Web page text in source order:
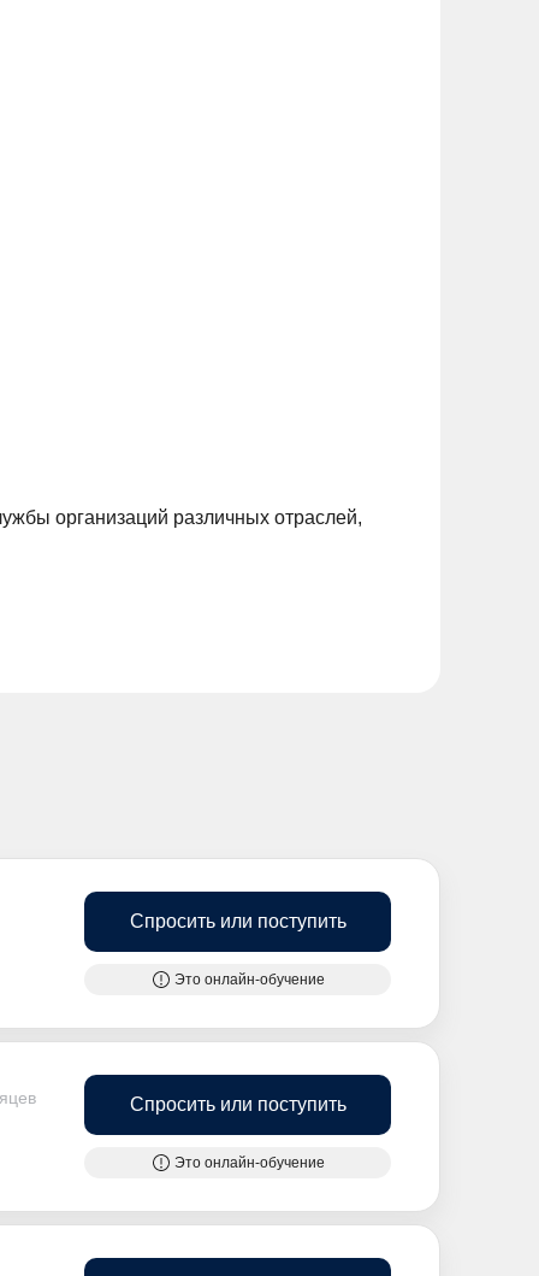
организаций различных отраслей,
Спросить или поступить
Это онлайн-обучение
Спросить или поступить
Это онлайн-обучение